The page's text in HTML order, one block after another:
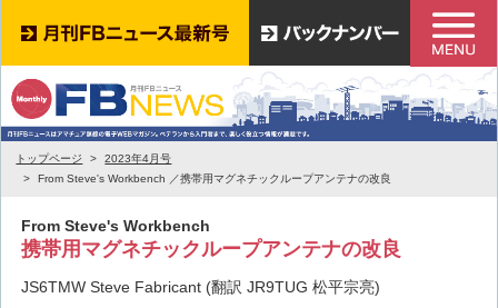
トップページ
2023年4月号
From Steve's Workbench ／携帯用マグネチックループアンテナの改良
From Steve's Workbench
携帯用マグネチックループアンテナの改良
JS6TMW Steve Fabricant (翻訳 JR9TUG 松平宗亮)